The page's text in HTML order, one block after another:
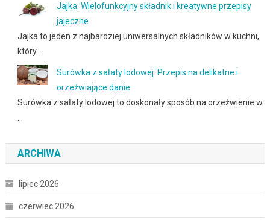
Jajka: Wielofunkcyjny składnik i kreatywne przepisy
jajeczne
Jajka to jeden z najbardziej uniwersalnych składników w kuchni,
który …
Surówka z sałaty lodowej: Przepis na delikatne i
orzeźwiające danie
Surówka z sałaty lodowej to doskonały sposób na orzeźwienie w
ARCHIWA
lipiec 2026
czerwiec 2026